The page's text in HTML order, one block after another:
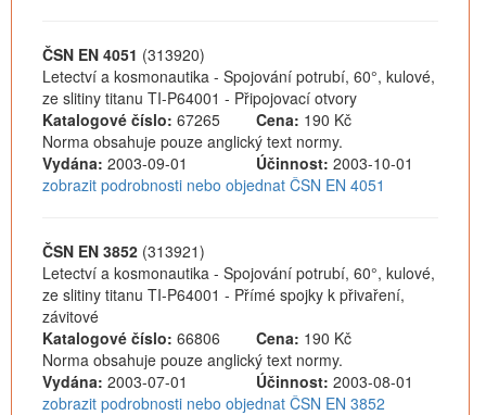
ČSN EN 4051 (313920)
Letectví a kosmonautika - Spojování potrubí, 60°, kulové,
ze slitiny titanu TI-P64001 - Připojovací otvory
Katalogové číslo: 67265 Cena: 190 Kč
Norma obsahuje pouze anglický text normy.
Vydána: 2003-09-01 Účinnost: 2003-10-01
zobrazit podrobnosti nebo objednat ČSN EN 4051
ČSN EN 3852 (313921)
Letectví a kosmonautika - Spojování potrubí, 60°, kulové,
ze slitiny titanu TI-P64001 - Přímé spojky k přivaření,
závitové
Katalogové číslo: 66806 Cena: 190 Kč
Norma obsahuje pouze anglický text normy.
Vydána: 2003-07-01 Účinnost: 2003-08-01
zobrazit podrobnosti nebo objednat ČSN EN 3852